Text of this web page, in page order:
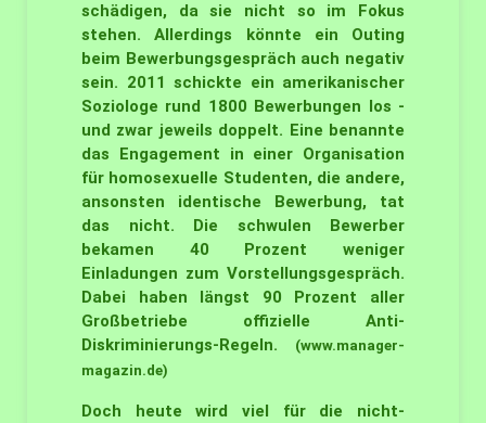
schädigen, da sie nicht so im Fokus
stehen. Allerdings könnte ein Outing
beim Bewerbungsgespräch auch negativ
sein. 2011 schickte ein amerikanischer
Soziologe rund 1800 Bewerbungen los -
und zwar jeweils doppelt. Eine benannte
das Engagement in einer Organisation
für homosexuelle Studenten, die andere,
ansonsten identische Bewerbung, tat
das nicht. Die schwulen Bewerber
bekamen 40 Prozent weniger
Einladungen zum Vorstellungsgespräch.
Dabei haben längst 90 Prozent aller
Großbetriebe offizielle Anti-
Diskriminierungs-Regeln.
(www.manager-
magazin.de)
Doch heute wird viel für die nicht-